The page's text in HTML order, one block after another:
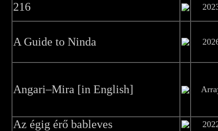
216
A Guide to Ninda
Angari–Mira [in English]
Az égig érő bableves